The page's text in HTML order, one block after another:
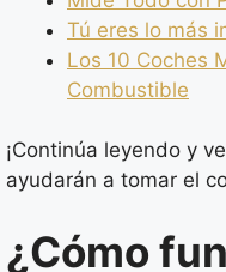
Tú eres lo más
Los 10 Coches
Combustible
¡Continúa leyendo y
ayudarán a tomar el
¿Cómo